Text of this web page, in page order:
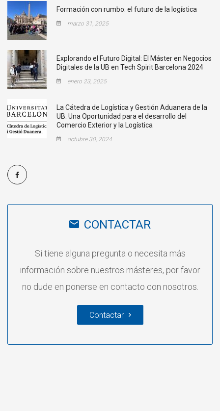
Formación con rumbo: el futuro de la logística
marzo 31, 2025
Explorando el Futuro Digital: El Máster en Negocios
Digitales de la UB en Tech Spirit Barcelona 2024
enero 23, 2025
La Cátedra de Logística y Gestión Aduanera de la
UB: Una Oportunidad para el desarrollo del
Comercio Exterior y la Logística
octubre 30, 2024
CONTACTAR
Si tiene alguna pregunta o necesita más
información sobre nuestros másteres, por favor
no dude en ponerse en contacto con nosotros.
Contactar